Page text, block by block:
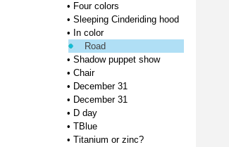
• Four colors
• Sleeping Cinderiding hood
• In color
Road
• Shadow puppet show
• Chair
• December 31
• December 31
• D day
• TBlue
• Titanium or zinc?